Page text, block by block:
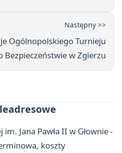
Następny >>
Ogólnopolskiego Turnieju
Bezpieczeństwie w Zgierzu
Jana Pawła II w Głownie -
koszty